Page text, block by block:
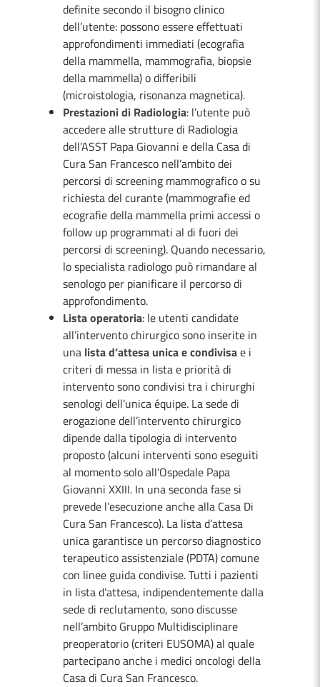
definite secondo il bisogno clinico
dell’utente: possono essere effettuati
approfondimenti immediati (ecografia
della mammella, mammografia, biopsie
della mammella) o differibili
(microistologia, risonanza magnetica).
Prestazioni di Radiologia: l’utente può
accedere alle strutture di Radiologia
dell’ASST Papa Giovanni e della Casa di
Cura San Francesco nell’ambito dei
percorsi di screening mammografico o su
richiesta del curante (mammografie ed
ecografie della mammella primi accessi o
follow up programmati al di fuori dei
percorsi di screening). Quando necessario,
lo specialista radiologo può rimandare al
senologo per pianificare il percorso di
approfondimento.
Lista operatoria: le utenti candidate
all’intervento chirurgico sono inserite in
una lista d’attesa unica e condivisae i
criteri di messa in lista e priorità di
intervento sono condivisi tra i chirurghi
senologi dell’unica équipe. La sede di
erogazione dell’intervento chirurgico
dipende dalla tipologia di intervento
proposto (alcuni interventi sono eseguiti
al momento solo all'Ospedale Papa
Giovanni XXIII. In una seconda fase si
prevede l’esecuzione anche alla Casa Di
Cura San Francesco). La lista d’attesa
unica garantisce un percorso diagnostico
terapeutico assistenziale (PDTA) comune
con linee guida condivise. Tutti i pazienti
in lista d’attesa, indipendentemente dalla
sede di reclutamento, sono discusse
nell’ambito Gruppo Multidisciplinare
preoperatorio (criteri EUSOMA) al quale
partecipano anche i medici oncologi della
Casa di Cura San Francesco.